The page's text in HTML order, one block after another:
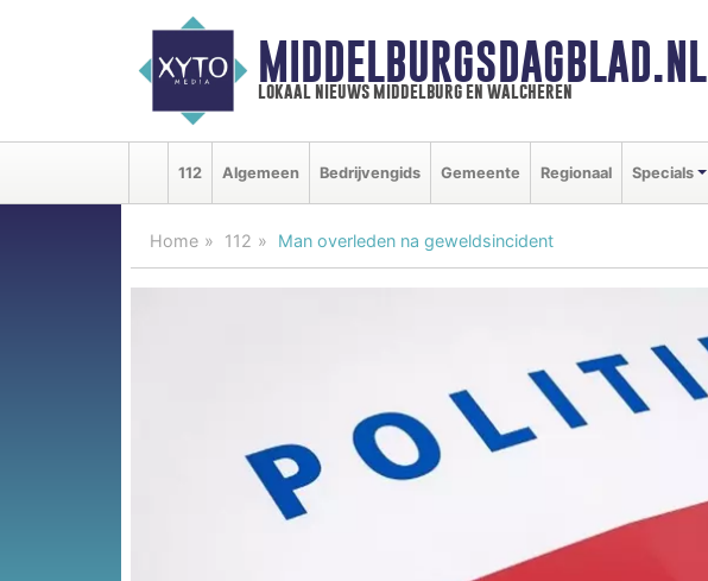
MIDDELBURGSDAGBLAD.NL
lokaal nieuws middelburg en walcheren
112 Algemeen Bedrijvengids Gemeente Regionaal Specials
Home 112 Man overleden na geweldsincident